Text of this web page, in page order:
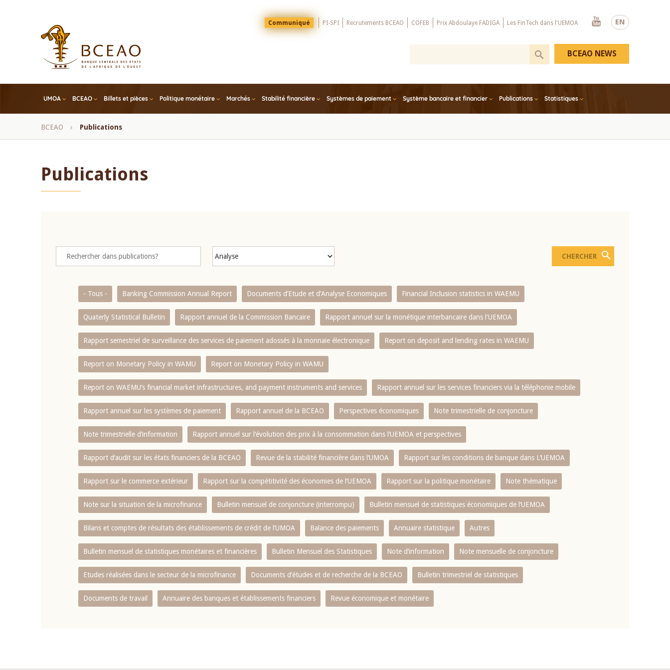
EN
Menu
Top
Communiqué PI-SPI Recrutements BCEAO COFEB Prix Abdoulaye FADIGA Les FinTech dans l'UEMOA
Youtube
UMOA BCEAO Billets et pièces Politique monétaire Marchés Stabilité financière Systèmes de paiement Système bancaire et financier Publications Statistiques
BCEAO NEWS
Fil
BCEAO Publications
Publications
- Tous - Banking Commission Annual Report Documents d’Etude et d’Analyse Economiques Financial Inclusion statistics in WAEMU
Quaterly Statistical Bulletin Rapport annuel de la Commission Bancaire Rapport annuel sur la monétique interbancaire dans l'UEMOA
Rapport semestriel de surveillance des services de paiement adossés à la monnaie électronique Report on deposit and lending rates in WAEMU
Report on Monetary Policy in WAMU Report on Monetary Policy in WAMU
Report on WAEMU’s financial market infrastructures, and payment instruments and services Rapport annuel sur les services financiers via la téléphonie mobile
Rapport annuel sur les systèmes de paiement Rapport annuel de la BCEAO Perspectives économiques Note trimestrielle de conjoncture
Note trimestrielle d‘information Rapport annuel sur l‘évolution des prix à la consommation dans l‘UEMOA et perspectives
Rapport d‘audit sur les états financiers de la BCEAO Revue de la stabilité financière dans l‘UMOA Rapport sur les conditions de banque dans L‘UEMOA
Rapport sur le commerce extérieur Rapport sur la compétitivité des économies de l‘UEMOA Rapport sur la politique monétaire Note thématique
Note sur la situation de la microfinance Bulletin mensuel de conjoncture (interrompu) Bulletin mensuel de statistiques économiques de l‘UEMOA
Bilans et comptes de résultats des établissements de crédit de l‘UMOA Balance des paiements Annuaire statistique Autres
Bulletin mensuel de statistiques monétaires et financières Bulletin Mensuel des Statistiques Note d’information Note mensuelle de conjoncture
Etudes réalisées dans le secteur de la microfinance Documents d’études et de recherche de la BCEAO Bulletin trimestriel de statistiques
Documents de travail Annuaire des banques et établissements financiers Revue économique et monétaire